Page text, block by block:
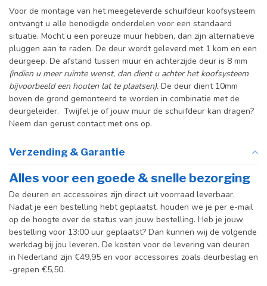
Incl. deurgreep
Incl. systeem
Voor de montage van het meegeleverde schuifdeur koofsysteem
ontvangt u alle benodigde onderdelen voor een standaard
situatie. Mocht u een poreuze muur hebben, dan zijn alternatieve
pluggen aan te raden. De deur wordt geleverd met 1 kom en een
deurgeep. De afstand tussen muur en achterzijde deur is 8 mm
(indien u meer ruimte wenst, dan dient u achter het koofsysteem
bijvoorbeeld een houten lat te plaatsen). De deur dient 10mm
boven de grond gemonteerd te worden in combinatie met de
deurgeleider. Twijfel je of jouw muur de schuifdeur kan dragen?
Neem dan gerust contact met ons op.
Verzending & Garantie
Alles voor een goede & snelle bezorging
De deuren en accessoires zijn direct uit voorraad leverbaar.
Nadat je een bestelling hebt geplaatst, houden we je per e-mail
op de hoogte over de status van jouw bestelling. Heb je jouw
bestelling voor 13:00 uur geplaatst? Dan kunnen wij de volgende
werkdag bij jou leveren. De kosten voor de levering van deuren
in Nederland zijn €49,95 en voor accessoires zoals deurbeslag en
-grepen €5,50.